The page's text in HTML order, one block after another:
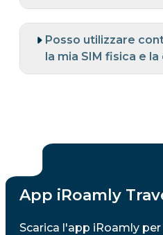
Posso utilizzare
la mia SIM fisica e la
App iRoamly
Scarica l'app iRoamly